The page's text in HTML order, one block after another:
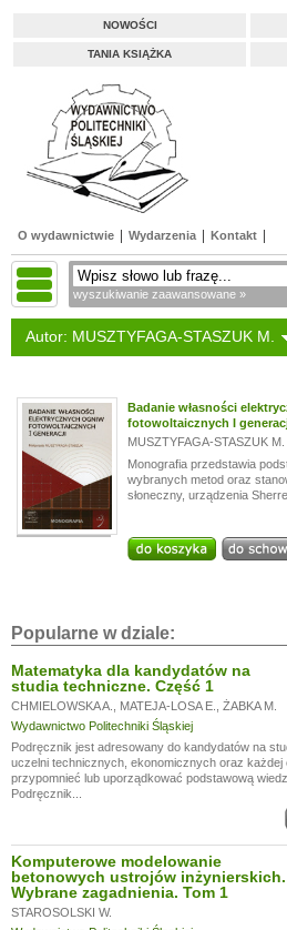
NOWOŚCI
TANIA KSIĄŻKA
O wydawnictwie Wydarzenia Kontakt
wyszukiwanie zaawansowane »
Autor: MUSZTYFAGA-STASZUK M.
Badanie własności
fotowoltaicznych I
MUSZTYFAGA-STASZUK M.
Monografia przedstawia
wybranych metod oraz
słoneczny, urządzenia
Popularne w dziale:
Matematyka dla kandydatów na
studia techniczne. Część 1
CHMIELOWSKA A. MATEJA-LOSA E.
ŻABKA M.
Wydawnictwo Politechniki Śląskiej
Podręcznik jest adresowany do kandydatów na
uczelni technicznych, ekonomicznych oraz każdej
przypomnieć lub uporządkować podstawową
Podręcznik...
Komputerowe modelowanie
betonowych ustrojów inżynierskich.
Wybrane zagadnienia. Tom 1
STAROSOLSKI W.